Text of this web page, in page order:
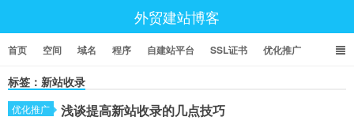
外贸建站博客
首页 空间 域名 程序 自建站平台 SSL证书 优化推广
标签：新站收录
优化推广 浅谈提高新站收录的几点技巧